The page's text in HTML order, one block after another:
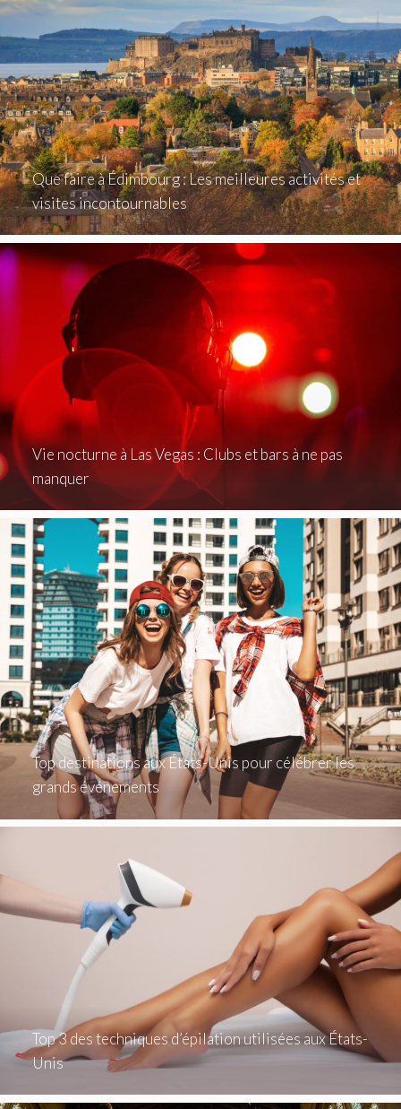
Que faire à Édimbourg : Les meilleures activités et
visites incontournables
Vie nocturne à Las Vegas : Clubs et bars à ne pas
manquer
Top destinations aux États-Unis pour célébrer les
grands événements
Top 3 des techniques d’épilation utilisées aux États-
Unis